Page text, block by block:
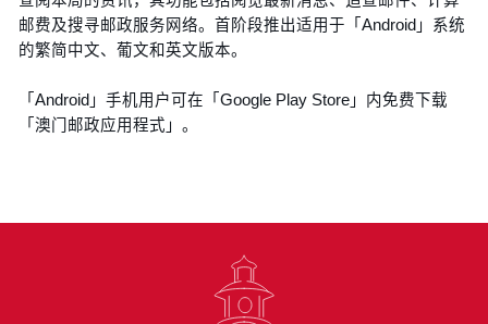
邮费及搜寻邮政服务网络。首阶段推出适用于「Android」系统
的繁简中文、葡文和英文版本。
「Android」手机用户可在「Google Play Store」内免费下载
「澳门邮政应用程式」。